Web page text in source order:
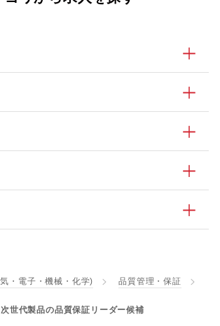
・電子・機械・化学) 品質管理・保証
世代製品の品質保証リーダー候補